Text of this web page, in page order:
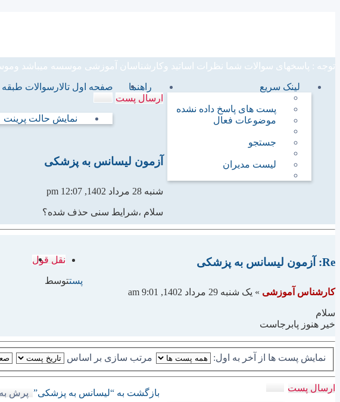
توجه : پاسخهای سوالات شما نظرات اساتید وکارشناسان آموزشی موسسه میباشد وموسسه
لینک سریع
پست های پاسخ داده نشده
موضوعات فعال
جستجو
لیست مدیران
راهنما صفحه اول تالار سوالات
ارسال پست
نمایش حالت پرینت
آزمون لیسانس به پزشکی
شنبه 28 مرداد 1402, 12:07 pm
سلام ،شرایط سنی حذف شده؟
Re: آزمون لیسانس به پزشکی نقل قول
پستتوسط
کارشناس آموزشی » یک شنبه 29 مرداد 1402, 9:01 am
سلام
خیر هنوز پابرجاست
نمایش پست ها از آخر به اول: مرتب سازی بر اساس
ارسال پست
بازگشت به “لیسانس به پزشکی” پرش به